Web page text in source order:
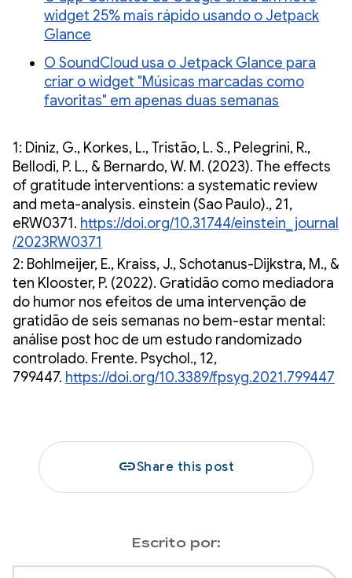
widget 25% mais rápido usando o Jetpack
Glance
O SoundCloud usa o Jetpack Glance para
criar o widget "Músicas marcadas como
favoritas" em apenas duas semanas
1: Diniz, G., Korkes, L., Tristão, L. S., Pelegrini, R.,
Bellodi, P. L., & Bernardo, W. M. (2023). The effects
of gratitude interventions: a systematic review
and meta-analysis. einstein (Sao Paulo)., 21,
eRW0371. https://doi.org/10.31744/einstein_journal
/2023RW0371
2: Bohlmeijer, E., Kraiss, J., Schotanus-Dijkstra, M., &
ten Klooster, P. (2022). Gratidão como mediadora
do humor nos efeitos de uma intervenção de
gratidão de seis semanas no bem-estar mental:
análise post hoc de um estudo randomizado
controlado. Frente. Psychol., 12,
799447. https://doi.org/10.3389/fpsyg.2021.799447
linkShare this post
Escrito por: